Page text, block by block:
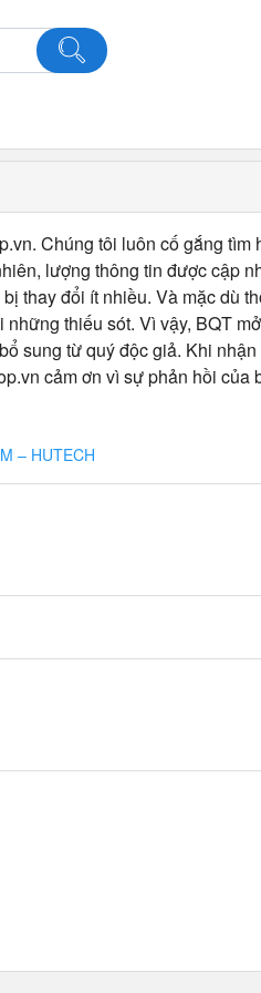
Chúng tôi luôn cố gắng
lượng thông tin được cập
thay đổi ít nhiều. Và mặc dù
thiếu sót. Vì vậy, BQT
sung từ quý độc giả. Khi nhận
cảm ơn vì sự phản hồi của
– HUTECH